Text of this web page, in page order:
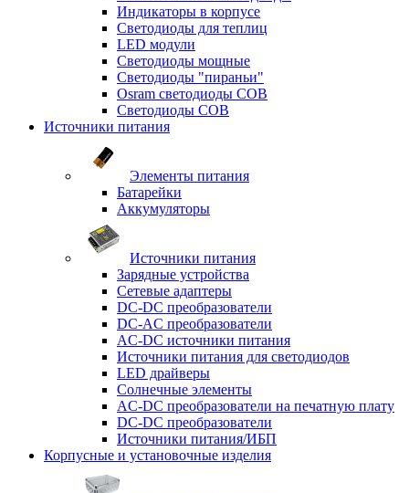
Индикаторы в корпусе
Светодиоды для теплиц
LED модули
Светодиоды мощные
Светодиоды "пираньи"
Osram светодиоды COB
Светодиоды COB
Источники питания
Элементы питания
Батарейки
Аккумуляторы
Источники питания
Зарядные устройства
Сетевые адаптеры
DC-DC преобразователи
DC-AC преобразователи
AC-DC источники питания
Источники питания для светодиодов
LED драйверы
Солнечные элементы
AC-DC преобразователи на печатную плату
DC-DC преобразователи
Источники питания/ИБП
Корпусные и установочные изделия